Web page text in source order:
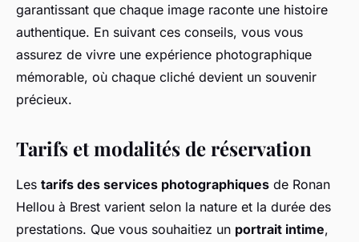
garantissant que chaque image raconte une histoire
authentique. En suivant ces conseils, vous vous
assurez de vivre une expérience photographique
mémorable, où chaque cliché devient un souvenir
précieux.
Tarifs et modalités de réservation
Les tarifs des services photographiques de Ronan
Hellou à Brest varient selon la nature et la durée des
prestations. Que vous souhaitiez un portrait intime,